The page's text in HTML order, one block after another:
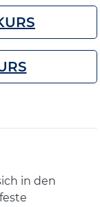
in den